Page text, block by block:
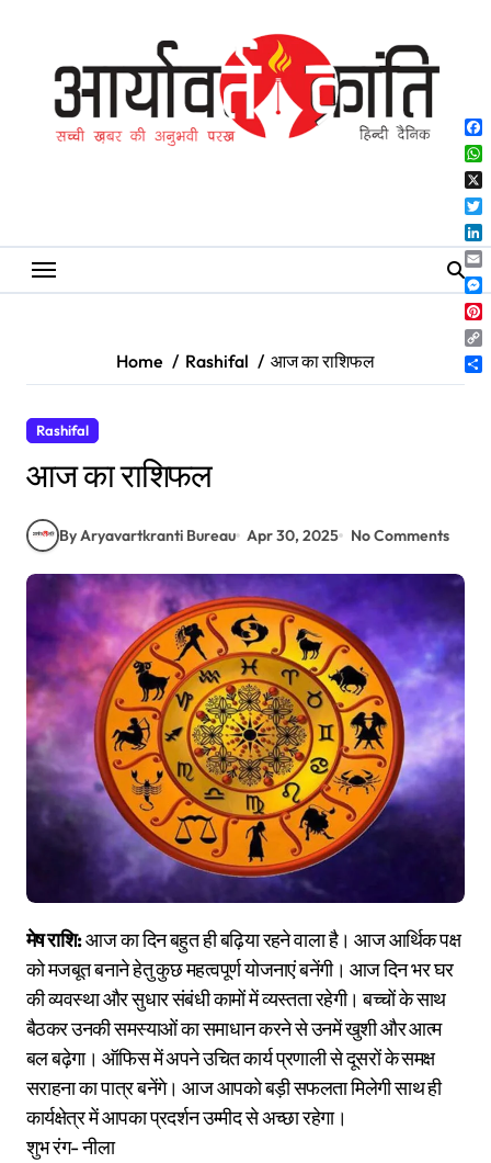
Home Rashifal आज का राशिफल
Rashifal
आज का राशिफल
By Aryavartkranti Bureau Apr 30, 2025 No Comments
मेष राशि:आज का दिन बहुत ही बढ़िया रहने वाला है। आज आर्थिक पक्ष
को मजबूत बनाने हेतु कुछ महत्वपूर्ण योजनाएं बनेंगी। आज दिन भर घर
की व्यवस्था और सुधार संबंधी कामों में व्यस्तता रहेगी। बच्चों के साथ
बैठकर उनकी समस्याओं का समाधान करने से उनमें खुशी और आत्म
बल बढ़ेगा। ऑफिस में अपने उचित कार्य प्रणाली से दूसरों के समक्ष
सराहना का पात्र बनेंगे। आज आपको बड़ी सफलता मिलेगी साथ ही
कार्यक्षेत्र में आपका प्रदर्शन उम्मीद से अच्छा रहेगा।
शुभ रंग- नीला
X